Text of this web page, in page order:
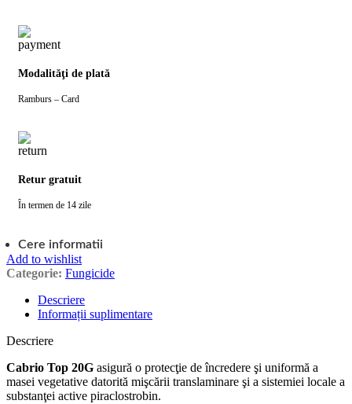
Modalităţi de plată
Ramburs – Card
Retur gratuit
În termen de 14 zile
Cere informatii
Add to wishlist
Categorie: Fungicide
Descriere
Informații suplimentare
Descriere
Cabrio Top 20G asigură o protecţie de încredere şi uniformă a
masei vegetative datorită mişcării translaminare şi a sistemiei locale a
substanţei active piraclostrobin.